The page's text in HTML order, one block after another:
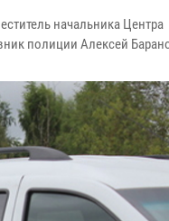
начальника Центра
полиции Алексей